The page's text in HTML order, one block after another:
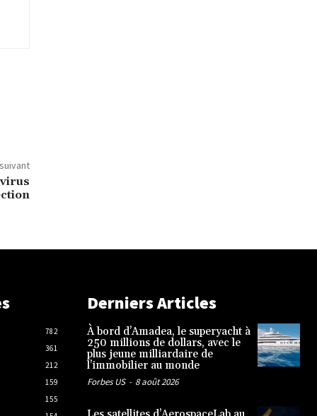
782
361
212
159
155
Derniers Articles
À bord d’Amadea, le superyacht à
250 millions de dollars, avec le
plus jeune milliardaire de
l’immobilier au monde
Forbes US - 8 août 2026